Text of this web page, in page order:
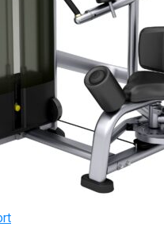
Spirit
có tựa lưng Spirit
Spirit
Spirit
hồi chức năng Spirit
Strength Spirit
Strength Spirit